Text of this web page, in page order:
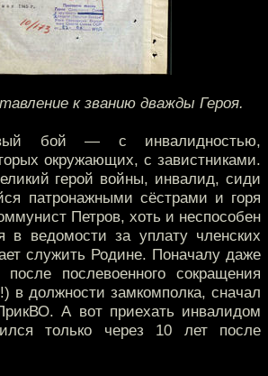
к званию дважды Героя.
бой — с инвалидностью,
окружающих, с завистниками.
герой войны, инвалид, сиди
патронажными сёстрами и горя
Петров, хоть и неспособен
в ведомости за уплату членских
служить Родине. Поначалу даже
послевоенного сокращения
должности замкомполка, сначал
А вот приехать инвалидом
только через 10 лет после